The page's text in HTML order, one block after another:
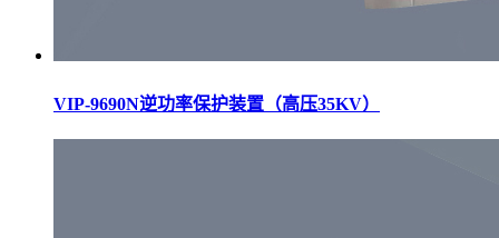
VIP-9690N逆功率保护装置（高压35KV）